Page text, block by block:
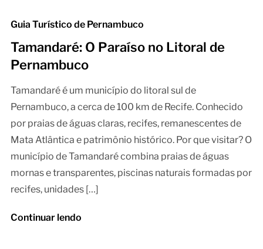
Guia Turístico de Pernambuco
Tamandaré: O Paraíso no Litoral de
Pernambuco
Tamandaré é um município do litoral sul de
Pernambuco, a cerca de 100 km de Recife. Conhecido
por praias de águas claras, recifes, remanescentes de
Mata Atlântica e patrimônio histórico. Por que visitar? O
município de Tamandaré combina praias de águas
mornas e transparentes, piscinas naturais formadas por
recifes, unidades […]
Continuar lendo